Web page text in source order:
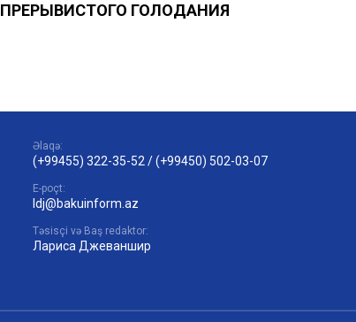
ПРЕРЫВИСТОГО ГОЛОДАНИЯ
Əlaqə:
(+99455) 322-35-52 /(+99450) 502-03-07
E-poçt:
ldj@bakuinform.az
Təsisçi və Baş redaktor:
Лариса Джеваншир